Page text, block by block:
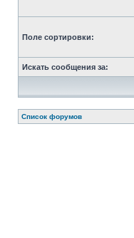
Поле сортировки:
Искать сообщения за:
Список форумов